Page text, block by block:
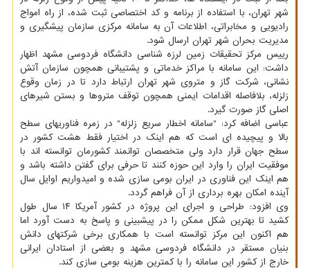
شهر تهران، با استفاده از برنامه و کد اختصاصی ثبت شده، از راه امواج
رادیویی و مخابراتی، اطلاعات آن به سامانه مرکزی سازمان پیشگیری و
مدیریت بحران شهر تهران ارسال شود.
رییس مرکز تحقیقات زمین لرزه شناسی دانشگاه فردوسی مشهد اظهار
داشت: این سامانه با مراکز خدماتی و پشتیبانی همچون سازمان آتش
نشانی، شرکت گاز و متروی شهر تهران ارتباط دارد تا در زمان وقوع
زلزله، بلافاصله اقدامات ایمنی همچون توقف متروها و بستن شیرهای
اصلی گاز صورت گیرد.
عباسی اضافه کرد: "سامانه اخطار سریع زلزله" در زمره فناوریهای سطح
بالا و پیچیده ای است که هم اینک در اختیار فقط هشت کشور در
سطح جهان قرار دارد ولی متخصصان توانمند کشورمان توانسته اند با
موفقیت ایران را وارد این حوزه کنند تا حرفی برای گفتن داشته باشد و
هم اینک این فناوری در ایران بومی سازی شده و امیدواریم اوایل سال
آینده امکان بهره برداری از آن فراهم گردد.
وی افزود: طراحی و اجرای این پروژه در کشور آمریکا ۱۴ سال طول
کشید تا بهترین شکل ممکن را در پیشبینی و پاسخ به دست آورد اما
هم اکنون این مرکز توانسته است با همکاری برخی شرکتهای دانش
بنیان مستقر در دانشگاه فردوسی مشهد و بعضی از استادان ایرانی
خارج از کشور این سامانه را با کمترین هزینه بومی سازی کند.